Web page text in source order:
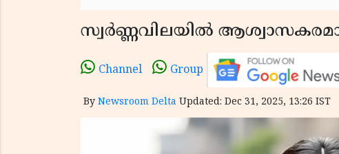
സ്വർണ്ണവിലയിൽ
Channel Group
By Newsroom Delta Updated: Dec 31, 2025, 13:26 IST